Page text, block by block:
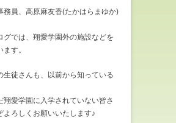
務員、高原麻友香(たかはらまゆか)
グでは、翔愛学園外の施設などを
す。
生徒さんも、以前から知っている
翔愛学園に入学されていない皆さ
よろしくお願いいたします♪